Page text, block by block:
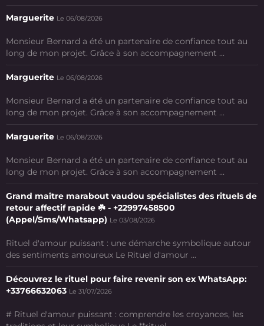
Marguerite Le 06/08/2026
Monsieur Bernard a été un partenaire de confiance tout au
long de mon projet. Grâce à son accompagnement ...
Marguerite Le 06/08/2026
Monsieur Bernard a été un partenaire de confiance tout au
long de mon projet. Grâce à son accompagnement ...
Marguerite Le 06/08/2026
Monsieur Bernard a été un partenaire de confiance tout au
long de mon projet. Grâce à son accompagnement ...
Grand maître marabout vaudou spécialistes des rituels de
retour affectif rapide ☘️ - +22997458500
(Appel/Sms/Whatsapp) Le 03/08/2026
Rituel d'amour puissant : une démarche symbolique autour
des sentiments amoureux Le Rituel d'amour ...
Découvrez le rituel pour faire revenir son ex WhatsApp:
+33766632063 Le 31/07/2026
# Rituel d'amour puissant : comprendre les croyances, les